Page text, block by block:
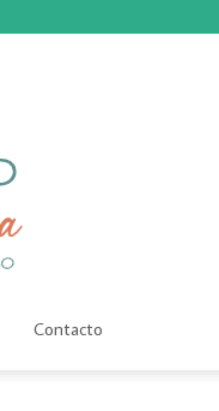
Contacto